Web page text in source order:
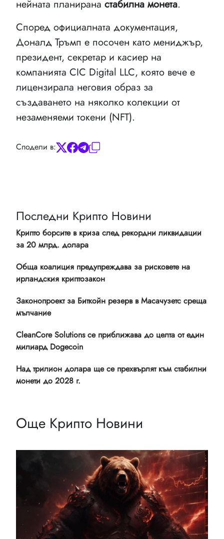
нейната планирана стабилна монета.
Според официалната документация,
Доналд Тръмп е посочен като мениджър,
президент, секретар и касиер на
компанията CIC Digital LLC, която вече е
лицензирала неговия образ за
създаването на няколко колекции от
незаменяеми токени (NFT).
Сподели в:
Последни Крипто Новини
Крипто борсите в криза след рекордни ликвидации
за 20 млрд. долара
Обща коалиция предупреждава за рисковете на
ирландския криптозакон
Законопроект за Биткойн резерв в Масачузетс среща
мълчание
CleanCore Solutions се приближава до целта от един
милиард Dogecoin
Над трилион долара ще се прехвърлят към стабилни
монети до 2028 г.
Още Крипто Новини